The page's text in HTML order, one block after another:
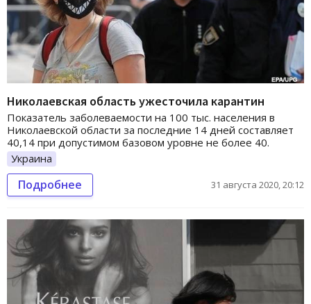
Николаевская область ужесточила карантин
Показатель заболеваемости на 100 тыс. населения в
Николаевской области за последние 14 дней составляет
40,14 при допустимом базовом уровне не более 40.
Украина
Подробнее 31 августа 2020, 20:12